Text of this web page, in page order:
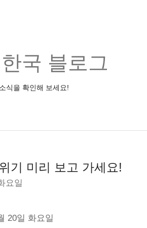
한국 블로그
식을 확인해 보세요!
기 미리 보고 가세요!
요일
20일 화요일